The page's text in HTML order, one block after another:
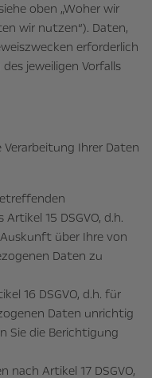
oben „Woher wir
wir nutzen“). Daten,
erforderlich
jeweiligen Vorfalls
Ihrer Daten
15 DSGVO, d.h.
über Ihre von
Daten zu
16 DSGVO, d.h. für
Daten unrichtig
Sie die Berichtigung
nach Artikel 17 DSGVO,